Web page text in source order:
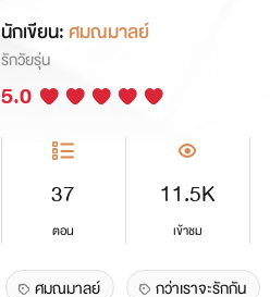
นักเขียน: ศมณมาลย์
รักวัยรุ่น
5.0
37
ตอน
11.5K
เข้าชม
ศมณมาลย์ กว่าเราจะรักกัน